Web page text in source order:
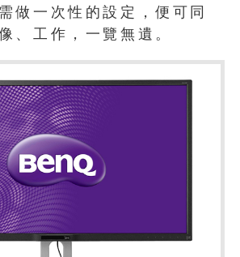
做一次性的設定，便可同
、工作，一覽無遺。